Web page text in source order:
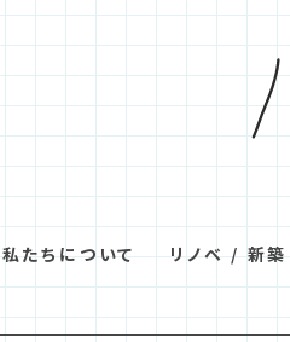
私たちについて リノベ / 新築